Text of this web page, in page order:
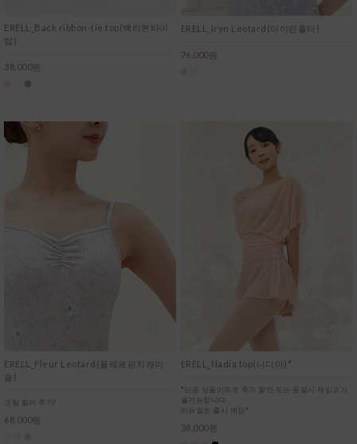
ERELL_Back ribbon-tie top(백리본타이
탑)
38,000원
ERELL_Iryn Leotard(아이린홀터)
76,000원
ERELL_Fleur Leotard(플레르핀치캐미
솔)
크림 컬러 추가!
68,000원
ERELL_Nadia top(나디아)*
*단종 상품이므로 추가 할인 또는 품절시 재입고가
불가능합니다.
리뉴얼로 출시 예정*
38,000원